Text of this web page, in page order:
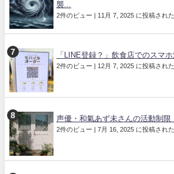
襲...
2件のビュー 11月 7, 2025 に投稿された
「LINE登録？」飲食店でのスマ
2件のビュー 12月 7, 2025 に投稿された
声優・和氣あず未さんの活動制
2件のビュー 7月 16, 2025 に投稿された